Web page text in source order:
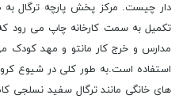
دار چیست. مرکز پخش پارچه ترگال
تکمیل به سمت کارخانه چاپ می رود
مدارس و خرج کار مانتو و مهد کودک
استفاده است.به طور کلی در شیوع
های خانگی مانند ترگال سفید نسلجی